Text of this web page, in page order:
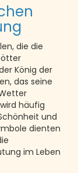
die die
König der
das seine
häufig
und
dienten
im Leben